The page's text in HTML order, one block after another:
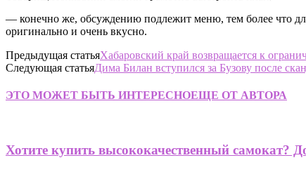
— конечно же, обсуждению подлежит меню, тем более что
оригинально и очень вкусно.
Предыдущая статьяХабаровский край возвращается к
Следующая статьяДима Билан вступился за Бузову после
ЭТО МОЖЕТ БЫТЬ ИНТЕРЕСНОЕЩЕ ОТ АВТОРА
Хотите купить высококачественный самокат?